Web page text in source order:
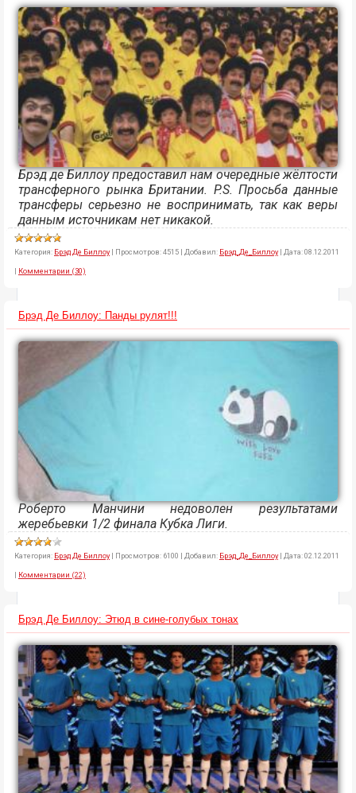
Брэд де Биллоу предоставил нам очередные жёлтости
трансферного рынка Британии. P.S. Просьба данные
трансферы серьезно не воспринимать, так как веры
данным источникам нет никакой.
Категория: Брэд Де Биллоу | Просмотров:4515 | Добавил: Брэд_Де_Биллоу | Дата:08.12.2011
| Комментарии (30)
Брэд Де Биллоу: Панды рулят!!!
Роберто Манчини недоволен результатами
жеребьевки 1/2 финала Кубка Лиги.
Категория: Брэд Де Биллоу | Просмотров: 6100 | Добавил: Брэд_Де_Биллоу | Дата:02.12.2011
| Комментарии (22)
Брэд Де Биллоу: Этюд в сине-голубых тонах